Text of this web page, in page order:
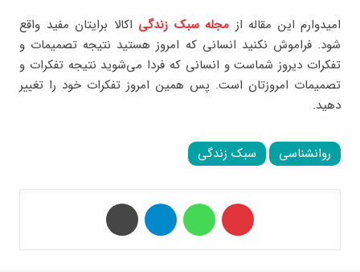
امیدوارم این مقاله از مجله سبک زندگی اکالا برایتان مفید واقع
شود. فراموش نکنید انسانی که امروز هستید نتیجه تصمیمات و
تفکرات دیروز شماست و انسانی که فردا می‌شوید نتیجه تفکرات و
تصمیمات امروزتان است. پس همین امروز تفکرات خود را تغییر
دهید.
روانشناسی سبک زندگی